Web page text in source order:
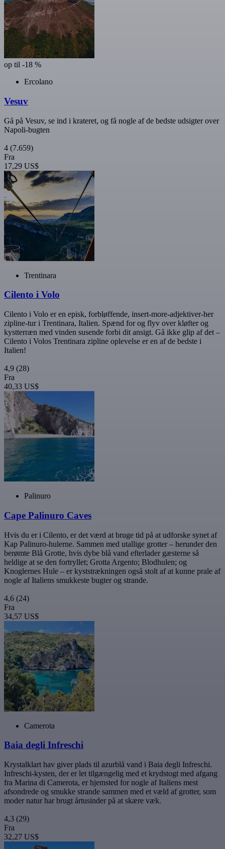
op til -18 %
Ercolano
Vesuv
Gå på Vesuv, se ind i krateret, og få nogle af de bedste udsigter over
Napoli-bugten
4 (7.659)
Fra
17,29 US$
Trentinara
Cilento i Volo
Cilento i Volo er en episk, forbløffende, insert-more-adjektiver-her
zipline-tur i Trentinara, Italien. Spænd for og flyv over kløfter og
kystterræn med vinden susende forbi dit ansigt. Gå ikke glip af det –
Cilento i Volos Trentinara zipline oplevelse er en af de bedste i
Italien!
4,9 (28)
Fra
40,33 US$
Palinuro
Cape Palinuro Caves
Hvis du er i Cilento, er det værd at bruge tid på at udforske synet af
Kap Palinuro-hulerne. Sammen med utallige grotter – herunder den
berømte Blå Grotte, hvis dybe blå vand efterlader gæsterne så
heldige at se den fortryllet; Grotta Argento; Blodhulen; og
Knoglernes Hule – er kyststrækningen også stolt af at kunne prale af
nogle af Italiens smukkeste bugter og strande.
4,6 (24)
Fra
34,57 US$
Camerota
Baia degli Infreschi
Krystalklart hav giver plads til azurblå vand i Baia degli Infreschi.
Infreschi-kysten, der er let tilgængelig med et krydstogt med afgang
fra Marina di Camerota, er hjemsted for nogle af Italiens mest
afsondrede og smukke strande sammen med et væld af grotter, som
moder natur har brugt årtusinder på at skære væk.
4,3 (29)
Fra
32,27 US$